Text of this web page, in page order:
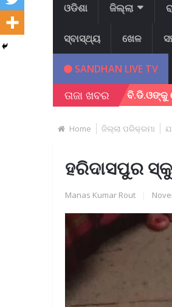
ଓଡିଶା ଜିଲ୍ଲା
ସ୍ବାସ୍ଥ୍ୟ ଖେଳ
SANDHAN LIVE TV
ତାଜା ଖବର
ବି.ଡି.ଓଙ୍କୁ ଭେଟିଲେ
Home ଜିଲ୍ଲା ପରିକ୍ରମା
ହରିଦାସପୁର
Manas Kumar Rout